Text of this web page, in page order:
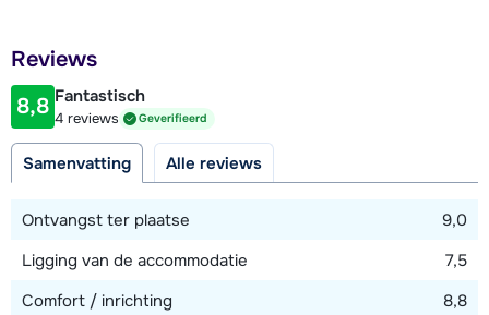
2,5 kilometer
Afstand tot piste
4,5 kilometer
50 meter
Reviews
8,8 Fantastisch
4 reviews Geverifieerd
Samenvatting Alle reviews
Ontvangst ter plaatse
9,0
Ligging van de accommodatie
7,5
Comfort / inrichting
8,8